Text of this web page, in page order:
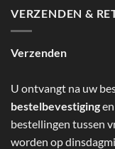
VERZENDEN &
Verzenden
U ontvangt na uw
bestelbevestiging
bestellingen tussen
worden op